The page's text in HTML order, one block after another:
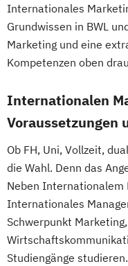
Internationales
Grundwissen in BWL
Marketing und eine
Kompetenzen oben
Internationalen
Voraussetzungen
Ob FH, Uni, Vollzeit,
die Wahl. Denn das
Neben Internationalem
Internationales
Schwerpunkt
Studiengänge studieren.